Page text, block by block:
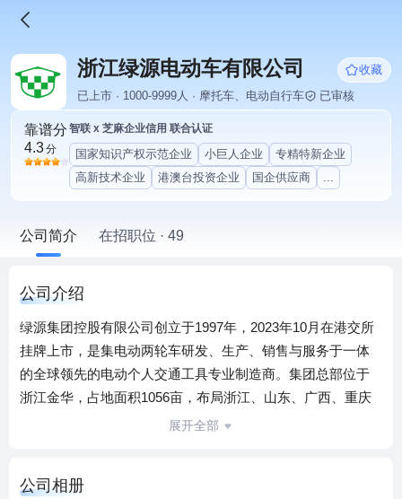
浙江绿源电动车有限公司
收藏
已上市 · 1000-9999人 · 摩托车、电动自行车
已审核
靠谱分
4.3分
智联 x 芝麻企业信用 联合认证
国家知识产权示范企业 小巨人企业
专精特新企业
高新技术企业
港澳台投资企业 国企供应商 ...
公司简介 在招职位 · 49
公司介绍
绿源集团控股有限公司创立于1997年，2023年10月在港交所
挂牌上市，是集电动两轮车研发、生产、销售与服务于一体
的全球领先的电动个人交通工具专业制造商。集团总部位于
浙江金华，占地面积1056亩，布局浙江、山东、广西、重庆
四大生产基地，现有员工3800余名，整车规划年产能1000万
● 累计申请600余项专利，自主发明专利数量行业第一
展开全部
公司相册